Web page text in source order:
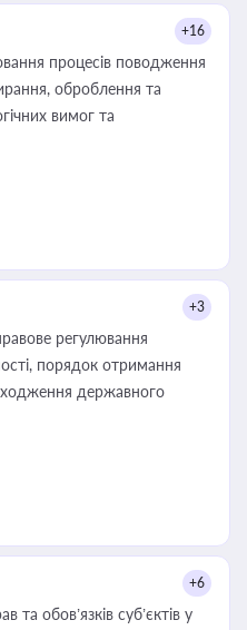
+16
процесів поводження
оброблення та
вимог та
+3
регулювання
порядок отримання
державного
+6
та обов’язків суб’єктів у